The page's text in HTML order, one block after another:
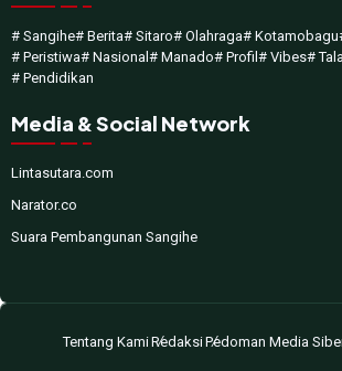
# Sangihe# Berita# Sitaro# Olahraga# Kotamobagu
# Peristiwa# Nasional # Manado# Profil # Vibes#
# Pendidikan
Media & Social Network
Lintasutara.com
Narator.co
Suara Pembangunan Sangihe
Tentang KamiRedaksiPedoman Media